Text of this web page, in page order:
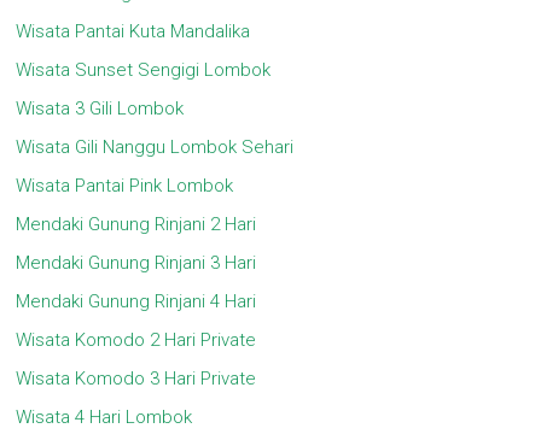
Wisata Pantai Kuta Mandalika
Wisata Sunset Sengigi Lombok
Wisata 3 Gili Lombok
Wisata Gili Nanggu Lombok Sehari
Wisata Pantai Pink Lombok
Mendaki Gunung Rinjani 2 Hari
Mendaki Gunung Rinjani 3 Hari
Mendaki Gunung Rinjani 4 Hari
Wisata Komodo 2 Hari Private
Wisata Komodo 3 Hari Private
Wisata 4 Hari Lombok